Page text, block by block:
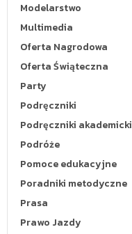
Modelarstwo
Multimedia
Oferta Nagrodowa
Oferta Świąteczna
Party
Podręczniki
Podręczniki
Podróże
Pomoce edukacyjne
Poradniki metodyczne
Prasa
Prawo Jazdy